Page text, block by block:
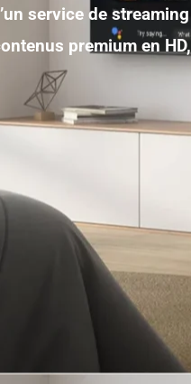
service de streaming
premium en HD,